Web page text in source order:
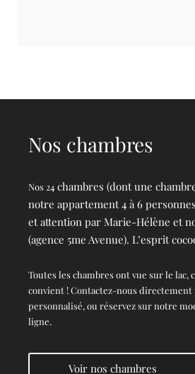
Nos chambres
Nos 24 chambres (dont une
notre appartement 4 à 6
et attention par Marie-Hélène et
(agence 5me Avenue). L’esprit
Toutes les chambres ont vue sur le lac,
convient ! Contactez-nous
personnalisé, ou réservez sur notre
ligne.
Voir nos chambres